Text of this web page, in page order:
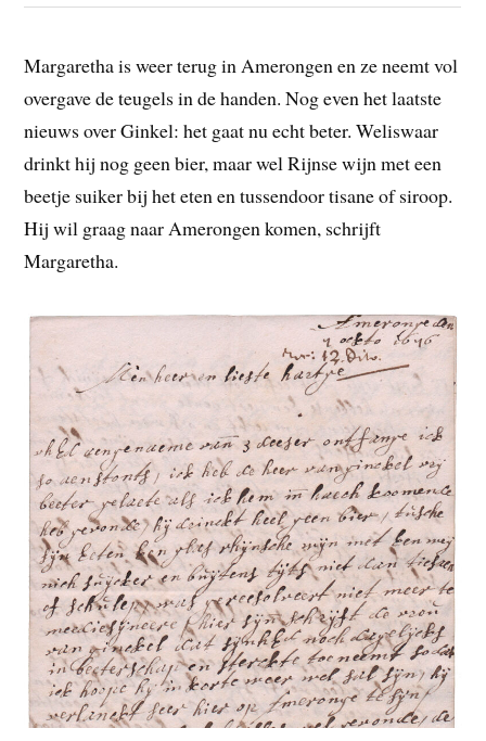
Margaretha is weer terug in Amerongen en ze neemt vol
overgave de teugels in de handen. Nog even het laatste
nieuws over Ginkel: het gaat nu echt beter. Weliswaar
drinkt hij nog geen bier, maar wel Rijnse wijn met een
beetje suiker bij het eten en tussendoor tisane of siroop.
Hij wil graag naar Amerongen komen, schrijft
Margaretha.